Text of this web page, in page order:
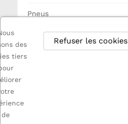
Pneus
Partie Cycle
des
tiers
de
Refuser les cookies